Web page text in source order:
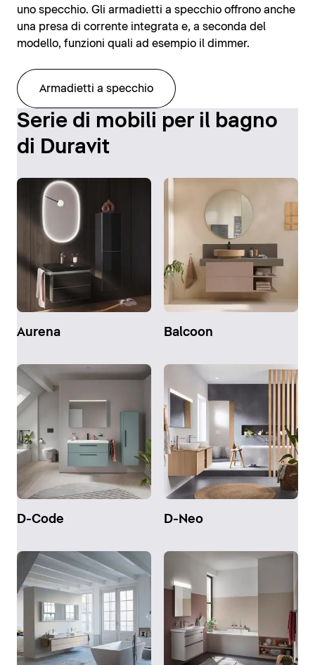
uno specchio. Gli armadietti a specchio offrono anche
una presa di corrente integrata e, a seconda del
modello, funzioni quali ad esempio il dimmer.
Armadietti a specchio
Serie di mobili per il bagno
di Duravit
Aurena Balcoon
D-Code D-Neo